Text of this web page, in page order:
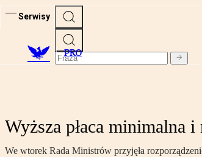
Serwisy
PRO
Wyższa płaca minimalna
We wtorek Rada Ministrów przyjęła